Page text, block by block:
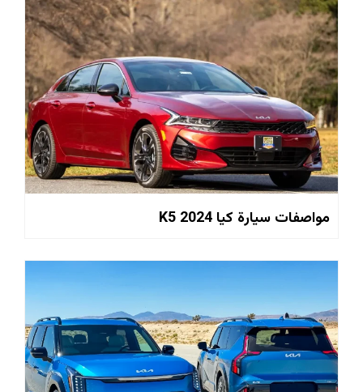
مواصفات سيارة كيا 2024 K5